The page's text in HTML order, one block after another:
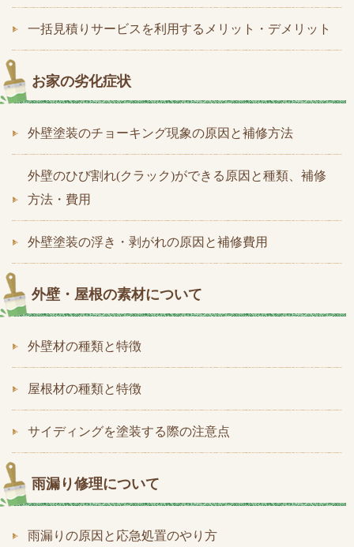
一括見積りサービスを利用するメリット・デメリット
お家の劣化症状
外壁塗装のチョーキング現象の原因と補修方法
外壁のひび割れ(クラック)ができる原因と種類、補修
方法・費用
外壁塗装の浮き・剥がれの原因と補修費用
外壁・屋根の素材について
外壁材の種類と特徴
屋根材の種類と特徴
サイディングを塗装する際の注意点
雨漏り修理について
雨漏りの原因と応急処置のやり方